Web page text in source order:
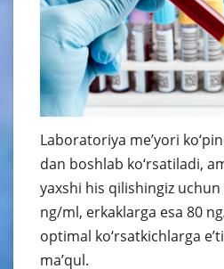
Laboratoriya me’yori
dan boshlab ko‘rsatiladi,
yaxshi his qilishingiz
ng/ml, erkaklarga esa 80
optimal ko‘rsatkichlarga
ma’qul.